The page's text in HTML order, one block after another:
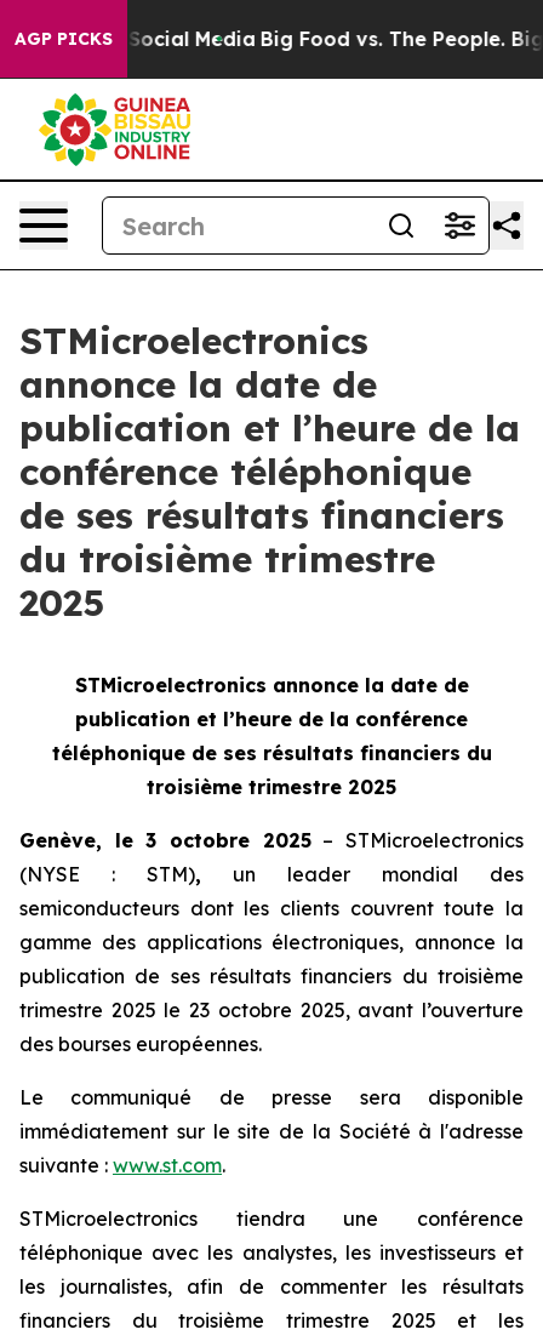
AGP PICKS
on Social Media Big Food vs. The People. Big
STMicroelectronics
annonce la date de
publication et l’heure de la
conférence téléphonique
de ses résultats financiers
du troisième trimestre
2025
STMicroelectronics annonce la date de
publication et l’heure de la conférence
téléphonique de ses résultats financiers du
troisième trimestre 2025
Genève, le 3 octobre 2025– STMicroelectronics
(NYSE : STM), un leader mondial des
semiconducteurs dont les clients couvrent toute la
gamme des applications électroniques, annonce la
publication de ses résultats financiers du troisième
trimestre 2025 le 23 octobre 2025, avant l’ouverture
des bourses européennes.
Le communiqué de presse sera disponible
immédiatement sur le site de la Société à l'adresse
suivante : www.st.com.
STMicroelectronics tiendra une conférence
téléphonique avec les analystes, les investisseurs et
les journalistes, afin de commenter les résultats
financiers du troisième trimestre 2025 et les